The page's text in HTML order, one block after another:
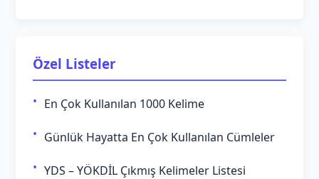
Özel Listeler
En Çok Kullanılan 1000 Kelime
Günlük Hayatta En Çok Kullanılan Cümleler
YDS – YÖKDİL Çıkmış Kelimeler Listesi